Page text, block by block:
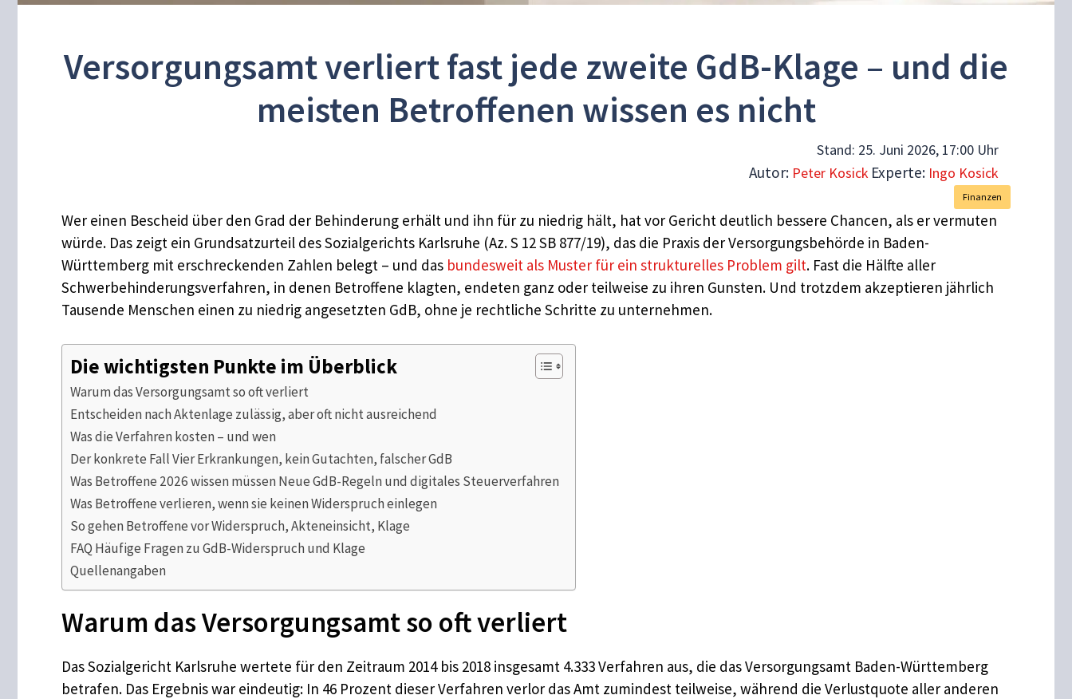
Versorgungsamt verliert fast jede zweite GdB-Klage – und die
meisten Betroffenen wissen es nicht
Stand: 25. Juni 2026, 17:00 Uhr
Autor: Peter Kosick Experte: Ingo Kosick
Finanzen
Wer einen Bescheid über den Grad der Behinderung erhält und ihn für zu niedrig hält, hat vor Gericht deutlich bessere Chancen, als er vermuten
würde. Das zeigt ein Grundsatzurteil des Sozialgerichts Karlsruhe (Az. S 12 SB 877/19), das die Praxis der Versorgungsbehörde in Baden-
Württemberg mit erschreckenden Zahlen belegt – und das bundesweit als Muster für ein strukturelles Problem gilt. Fast die Hälfte aller
Schwerbehinderungsverfahren, in denen Betroffene klagten, endeten ganz oder teilweise zu ihren Gunsten. Und trotzdem akzeptieren jährlich
Tausende Menschen einen zu niedrig angesetzten GdB, ohne je rechtliche Schritte zu unternehmen.
Die wichtigsten Punkte im Überblick
Warum das Versorgungsamt so oft verliert
Entscheiden nach Aktenlage zulässig, aber oft nicht ausreichend
Was die Verfahren kosten – und wen
Der konkrete Fall Vier Erkrankungen, kein Gutachten, falscher GdB
Was Betroffene 2026 wissen müssen Neue GdB-Regeln und digitales Steuerverfahren
Was Betroffene verlieren, wenn sie keinen Widerspruch einlegen
So gehen Betroffene vor Widerspruch, Akteneinsicht, Klage
FAQ Häufige Fragen zu GdB-Widerspruch und Klage
Quellenangaben
Warum das Versorgungsamt so oft verliert
Das Sozialgericht Karlsruhe wertete für den Zeitraum 2014 bis 2018 insgesamt 4.333 Verfahren aus, die das Versorgungsamt Baden-Württemberg
betrafen. Das Ergebnis war eindeutig: In 46 Prozent dieser Verfahren verlor das Amt zumindest teilweise, während die Verlustquote aller anderen